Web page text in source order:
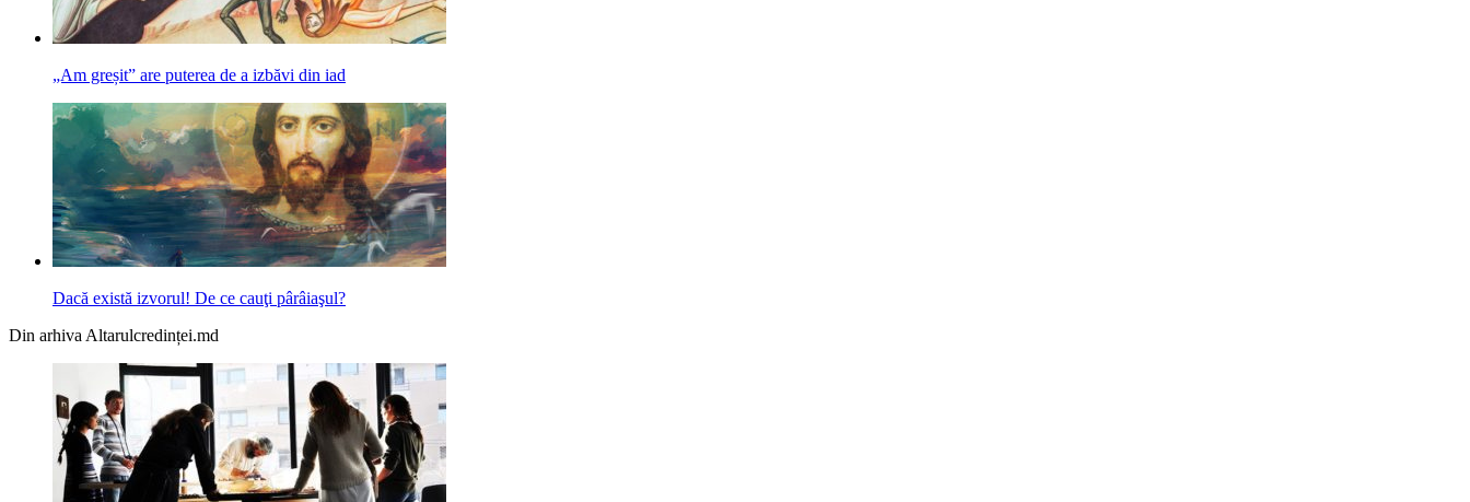
„Am greșit” are puterea de a izbăvi din iad
Dacă există izvorul! De ce cauţi pârâiaşul?
Din arhiva Altarulcredinței.md